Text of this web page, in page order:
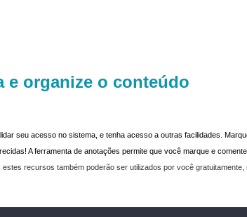
e organize o conteúdo
seu acesso no sistema, e tenha acesso a outras facilidades.
A ferramenta de anotações permite que você marque e
estes recursos também poderão ser utilizados por você gratuitamente,